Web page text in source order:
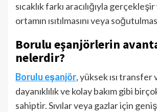
sıcaklık farkı aracılığıyla
ortamın ısıtılmasını veya
Borulu eşanjörlerin
nelerdir?
Borulu eşanjör, yüksek ısı
dayanıklılık ve kolay bakım gibi
sahiptir. Sıvılar veya gazlar için